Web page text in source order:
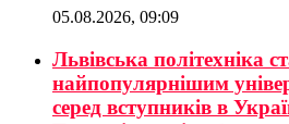
05.08.2026, 09:09
Львівська політехніка
найпопулярнішим
серед вступників в